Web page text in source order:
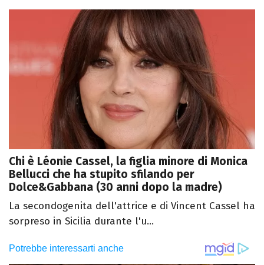
Chi è Léonie Cassel, la figlia minore di Monica
Bellucci che ha stupito sfilando per
Dolce&Gabbana (30 anni dopo la madre)
La secondogenita dell'attrice e di Vincent Cassel ha
sorpreso in Sicilia durante l'u...